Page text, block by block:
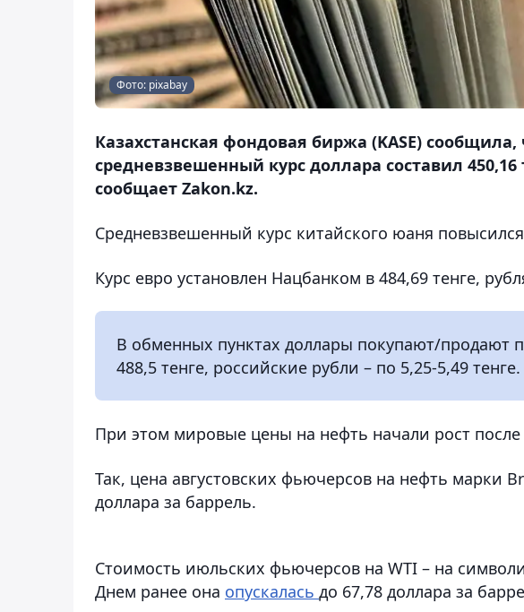
Фото: pixabay
Казахстанская фондовая биржа (KASE) сообщила,
средневзвешенный курс доллара составил
сообщает Zakon.kz.
Средневзвешенный курс китайского юаня повысился
Курс евро установлен Нацбанком в 484,69 тенге,
В обменных пунктах доллары покупают/продают
488,5 тенге, российские рубли – по 5,25-5,49 тенге.
При этом мировые цены на нефть начали рост
Так, цена августовских фьючерсов на нефть марки
доллара за баррель.
Стоимость июльских фьючерсов на WTI – на
Днем ранее она опускалась до 67,78 доллара за